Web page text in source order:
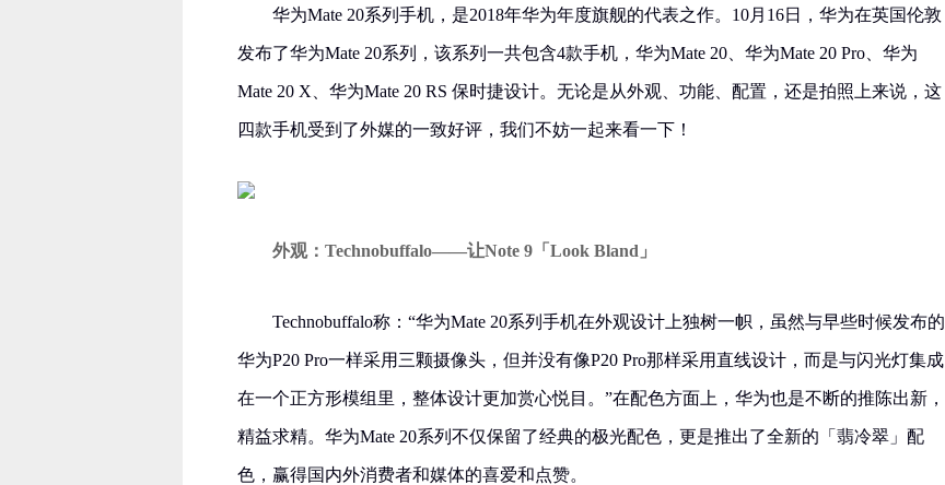
华为Mate 20系列手机，是2018年华为年度旗舰的代表之作。10月16日，华为在英国伦敦
发布了华为Mate 20系列，该系列一共包含4款手机，华为Mate 20、华为Mate 20 Pro、华为
Mate 20 X、华为Mate 20 RS 保时捷设计。无论是从外观、功能、配置，还是拍照上来说，这
四款手机受到了外媒的一致好评，我们不妨一起来看一下！
外观：Technobuffalo——让Note 9「Look Bland」
Technobuffalo称：“华为Mate 20系列手机在外观设计上独树一帜，虽然与早些时候发布的
华为P20 Pro一样采用三颗摄像头，但并没有像P20 Pro那样采用直线设计，而是与闪光灯集成
在一个正方形模组里，整体设计更加赏心悦目。”在配色方面上，华为也是不断的推陈出新，
精益求精。华为Mate 20系列不仅保留了经典的极光配色，更是推出了全新的「翡冷翠」配
色，赢得国内外消费者和媒体的喜爱和点赞。